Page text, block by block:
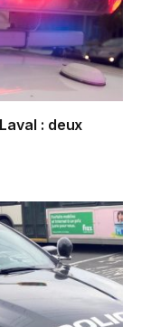
: deux